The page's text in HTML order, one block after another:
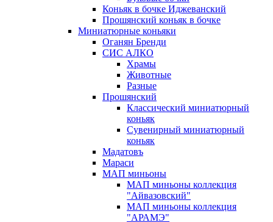
Коньяк в бочке Иджеванский
Прошянский коньяк в бочке
Миниатюрные коньяки
Оганян Бренди
СИС АЛКО
Храмы
Животные
Разные
Прошянский
Классический миниатюрный
коньяк
Сувенирный миниатюрный
коньяк
Мадатовъ
Мараси
МАП миньоны
МАП миньоны коллекция
"Айвазовский"
МАП миньоны коллекция
"АРАМЭ"